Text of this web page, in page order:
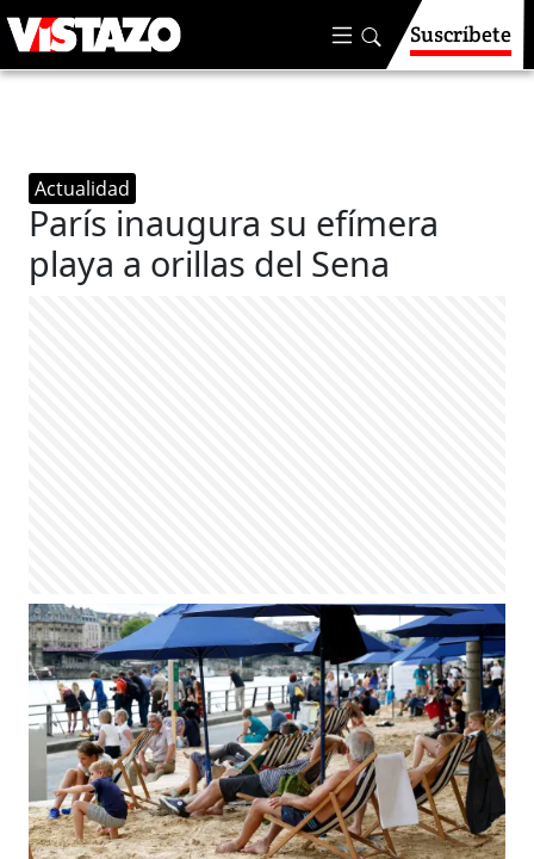
Suscríbete
Actualidad
París inaugura su efímera
playa a orillas del Sena